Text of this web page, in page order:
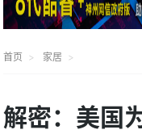
首页 家居
解密：美国